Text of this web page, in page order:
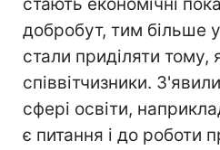
стають економічні
добробут, тим більше
стали приділяти тому,
співвітчизники.
сфері освіти,
є питання і до роботи